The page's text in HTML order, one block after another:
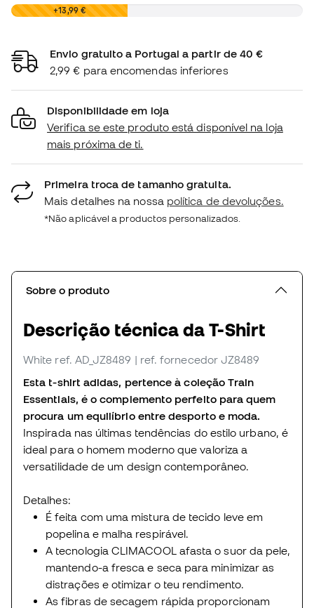
0,00 € +13,99 €
Envio gratuito a Portugal a partir de 40 €
2,99 € para encomendas inferiores
Disponibilidade em loja
Verifica se este produto está disponível na loja
mais próxima de ti.
Primeira troca de tamanho gratuita.
Mais detalhes na nossa política de devoluções.
*Não aplicável a productos personalizados.
Sobre o produto
Descrição técnica da T-Shirt
White ref. AD_JZ8489 | ref. fornecedor JZ8489
Esta t-shirt adidas, pertence à coleção Train
Essentials, é o complemento perfeito para quem
procura um equilíbrio entre desporto e moda.
Inspirada nas últimas tendências do estilo urbano, é
ideal para o homem moderno que valoriza a
versatilidade de um design contemporâneo.
Detalhes:
É feita com uma mistura de tecido leve em
popelina e malha respirável.
A tecnologia CLIMACOOL afasta o suor da pele,
mantendo-a fresca e seca para minimizar as
distrações e otimizar o teu rendimento.
As fibras de secagem rápida proporcionam